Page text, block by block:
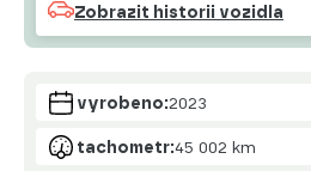
Zobrazit historii vozidla
vyrobeno:2023
tachometr:45 002 km